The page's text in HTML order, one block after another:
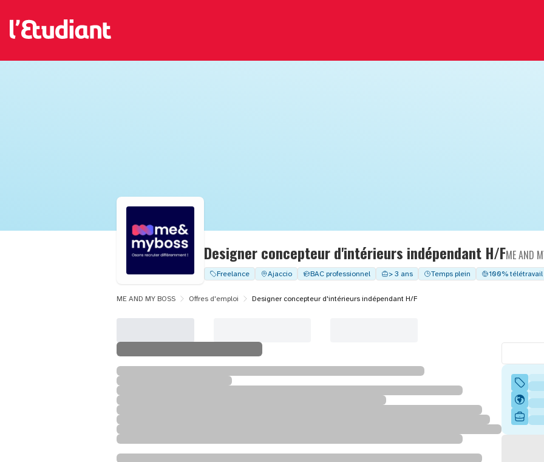
Designer concepteur d'intérieurs indépendant H/FME AND
Freelance Ajaccio BAC professionnel > 3 ans Temps plein 100% télétravail
ME AND MY BOSS Offres d'emploi Designer concepteur d'intérieurs indépendant H/F